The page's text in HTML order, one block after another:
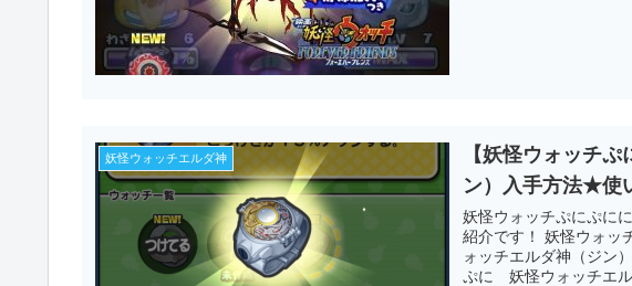
妖怪ウォッチエルダ神
【妖怪ウォッチ
ン）入手方法★使
妖怪ウォッチぷにぷに
紹介です！ 妖怪ウォッ
ォッチエルダ神（ジン
ぷに 妖怪ウォッチエル